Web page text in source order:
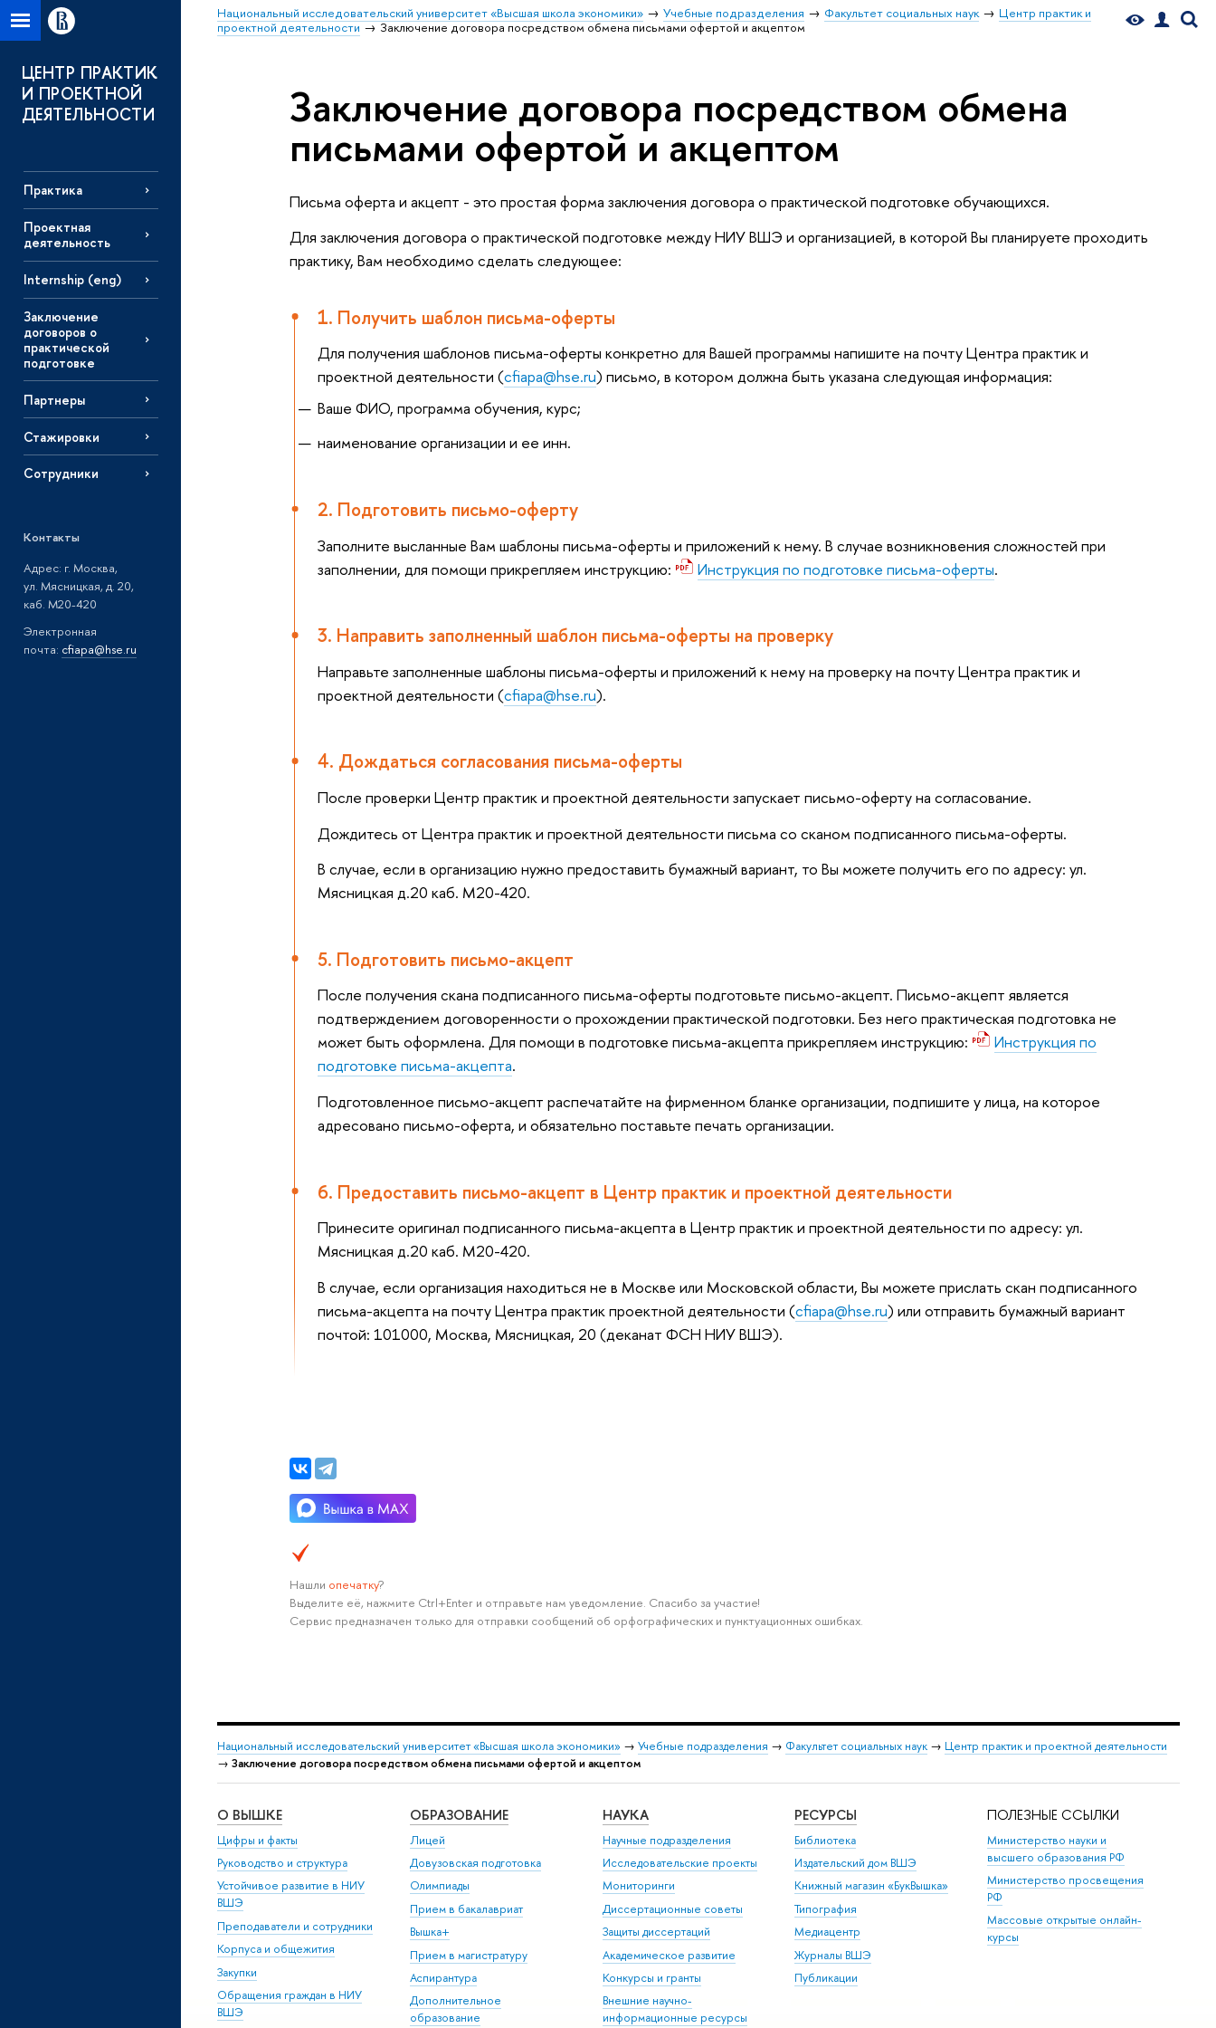
Национальный исследовательский университет «Высшая школа экономики» Учебные подразделения Факультет социальных наук
Центр практик и
проектной деятельности
Заключение договора посредством обмена письмами офертой и акцептом
ЦЕНТР ПРАКТИК
И ПРОЕКТНОЙ
ДЕЯТЕЛЬНОСТИ
Практика
Проектная
деятельность
Internship (eng)
Заключение
договоров о
практической
подготовке
Партнеры
Стажировки
Сотрудники
Контакты
Адрес: г. Москва,
ул. Мясницкая, д. 20,
каб. М20-420
Электронная
почта: cfiapa@hse.ru
Заключение договора посредством обмена
письмами офертой и акцептом
Письма оферта и акцепт - это простая форма заключения договора о практической подготовке обучающихся.
Для заключения договора о практической подготовке между НИУ ВШЭ и организацией, в которой Вы планируете проходить
практику, Вам необходимо сделать следующее:
1. Получить шаблон письма-оферты
Для получения шаблонов письма-оферты конкретно для Вашей программы напишите на почту Центра практик и
проектной деятельности (cfiapa@hse.ru) письмо, в котором должна быть указана следующая информация:
Ваше ФИО, программа обучения, курс;
наименование организации и ее инн.
2. Подготовить письмо-оферту
Заполните высланные Вам шаблоны письма-оферты и приложений к нему. В случае возникновения сложностей при
заполнении, для помощи прикрепляем инструкцию:
Инструкция по подготовке письма-оферты.
3. Направить заполненный шаблон письма-оферты на проверку
Направьте заполненные шаблоны письма-оферты и приложений к нему на проверку на почту Центра практик и
проектной деятельности (cfiapa@hse.ru).
4. Дождаться согласования письма-оферты
После проверки Центр практик и проектной деятельности запускает письмо-оферту на согласование.
Дождитесь от Центра практик и проектной деятельности письма со сканом подписанного письма-оферты.
В случае, если в организацию нужно предоставить бумажный вариант, то Вы можете получить его по адресу: ул.
Мясницкая д.20 каб. М20-420.
5. Подготовить письмо-акцепт
После получения скана подписанного письма-оферты подготовьте письмо-акцепт. Письмо-акцепт является
подтверждением договоренности о прохождении практической подготовки. Без него практическая подготовка не
может быть оформлена. Для помощи в подготовке письма-акцепта прикрепляем инструкцию:
Инструкция по
подготовке письма-акцепта.
Подготовленное письмо-акцепт распечатайте на фирменном бланке организации, подпишите у лица, на которое
адресовано письмо-оферта, и обязательно поставьте печать организации.
6. Предоставить письмо-акцепт в Центр практик и проектной деятельности
Принесите оригинал подписанного письма-акцепта в Центр практик и проектной деятельности по адресу: ул.
Мясницкая д.20 каб. М20-420.
В случае, если организация находиться не в Москве или Московской области, Вы можете прислать скан подписанного
письма-акцепта на почту Центра практик проектной деятельности (cfiapa@hse.ru) или отправить бумажный вариант
почтой: 101000, Москва, Мясницкая, 20 (деканат ФСН НИУ ВШЭ).
Нашли опечатку?
Выделите её, нажмите Ctrl+Enter и отправьте нам уведомление. Спасибо за участие!
Сервис предназначен только для отправки сообщений об орфографических и пунктуационных ошибках.
Национальный исследовательский университет «Высшая школа экономики» → Учебные подразделения → Факультет социальных наук → Центр практик и проектной деятельности
→ Заключение договора посредством обмена письмами офертой и акцептом
О ВЫШКЕ
Цифры и факты
Руководство и структура
Устойчивое развитие в НИУ
ВШЭ
Преподаватели и сотрудники
Корпуса и общежития
Закупки
Обращения граждан в НИУ
ВШЭ
ОБРАЗОВАНИЕ
Лицей
Довузовская подготовка
Олимпиады
Прием в бакалавриат
Вышка+
Прием в магистратуру
Аспирантура
Дополнительное
образование
НАУКА
Научные подразделения
Исследовательские проекты
Мониторинги
Диссертационные советы
Защиты диссертаций
Академическое развитие
Конкурсы и гранты
Внешние научно-
информационные ресурсы
РЕСУРСЫ
Библиотека
Издательский дом ВШЭ
Книжный магазин «БукВышка»
Типография
Медиацентр
Журналы ВШЭ
Публикации
ПОЛЕЗНЫЕ ССЫЛКИ
Министерство науки и
высшего образования РФ
Министерство просвещения
РФ
Массовые открытые онлайн-
курсы